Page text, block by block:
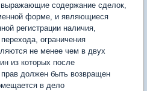
выражающие содержание сделок,
форме, и являющиеся
регистрации наличия,
ограничения
не менее чем в двух
из которых после
прав должен быть возвращен
в дело